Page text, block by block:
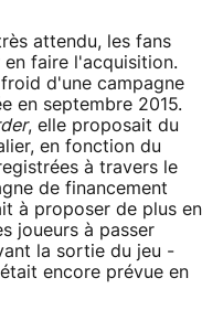
attendu, les fans
faire l'acquisition.
d'une campagne
en septembre 2015.
, elle proposait du
en fonction du
à travers le
de financement
à proposer de plus en
joueurs à passer
la sortie du jeu -
encore prévue en